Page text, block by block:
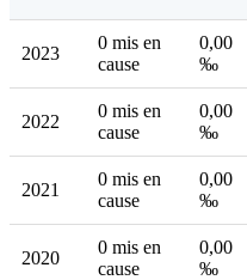
2023
0 mis en
cause
0,00
‰
2022
0 mis en
cause
0,00
‰
2021
0 mis en
cause
0,00
‰
2020
0 mis en
cause
0,00
‰